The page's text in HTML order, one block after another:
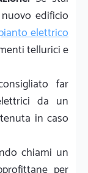
edificio
elettrico
tellurici e
far
da un
in caso
chiami un